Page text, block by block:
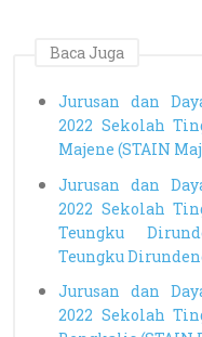
Baca Juga
Jurusan dan
2022 Sekolah
Majene (STAIN
Jurusan dan
2022 Sekolah
Teungku
Teungku
Jurusan dan
2022 Sekolah